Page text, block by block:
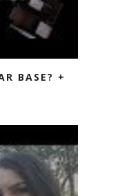
BASE? +